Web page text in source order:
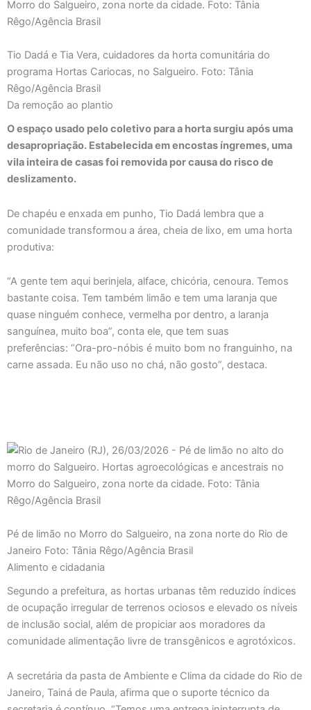
Tio Dadá e Tia Vera, cuidadores da horta comunitária do
programa Hortas Cariocas, no Salgueiro. Foto: Tânia
Rêgo/Agência Brasil
Da remoção ao plantio
O espaço usado pelo coletivo para a horta surgiu após uma
desapropriação. Estabelecida em encostas íngremes, uma
vila inteira de casas foi removida por causa do risco de
deslizamento.
De chapéu e enxada em punho, Tio Dadá lembra que a
comunidade transformou a área, cheia de lixo, em uma horta
produtiva:
“A gente tem aqui berinjela, alface, chicória, cenoura. Temos
bastante coisa. Tem também limão e tem uma laranja que
quase ninguém conhece, vermelha por dentro, a laranja
sanguínea, muito boa”, conta ele, que tem suas
preferências: “Ora-pro-nóbis é muito bom no franguinho, na
carne assada. Eu não uso no chá, não gosto”, destaca.
Pé de limão no Morro do Salgueiro, na zona norte do Rio de
Janeiro Foto: Tânia Rêgo/Agência Brasil
Alimento e cidadania
Segundo a prefeitura, as hortas urbanas têm reduzido índices
de ocupação irregular de terrenos ociosos e elevado os níveis
de inclusão social, além de propiciar aos moradores da
comunidade alimentação livre de transgênicos e agrotóxicos.
A secretária da pasta de Ambiente e Clima da cidade do Rio de
Janeiro, Tainá de Paula, afirma que o suporte técnico da